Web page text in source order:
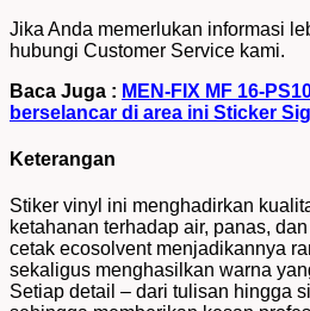
Jika Anda memerlukan informasi
hubungi Customer Service kami.
Baca Juga : MEN-FIX MF 16-
berselancar di area ini Sticker
Keterangan
Stiker vinyl ini menghadirkan
ketahanan terhadap air, panas,
cetak ecosolvent menjadikannya
sekaligus menghasilkan warna
Setiap detail – dari tulisan hingga